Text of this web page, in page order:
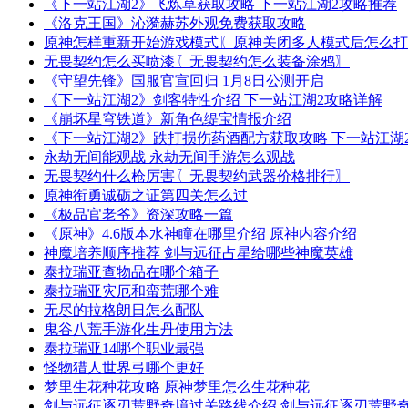
《下一站江湖2》飞炼草获取攻略 下一站江湖2攻略推荐
《洛克王国》沁漪赫苏外观免费获取攻略
原神怎样重新开始游戏模式〖原神关闭多人模式后怎么打
无畏契约怎么买喷漆〖无畏契约怎么装备涂鸦〗
《守望先锋》国服官宣回归 1月8日公测开启
《下一站江湖2》剑客特性介绍 下一站江湖2攻略详解
《崩坏星穹铁道》新角色缇宝情报介绍
《下一站江湖2》跌打损伤药酒配方获取攻略 下一站江
永劫无间能观战 永劫无间手游怎么观战
无畏契约什么枪厉害〖无畏契约武器价格排行〗
原神衔勇诚砺之证第四关怎么过
《极品官老爷》资深攻略一篇
《原神》4.6版本水神瞳在哪里介绍 原神内容介绍
神魔培养顺序推荐 剑与远征占星给哪些神魔英雄
泰拉瑞亚查物品在哪个箱子
泰拉瑞亚灾厄和蛮荒哪个难
无尽的拉格朗日怎么配队
鬼谷八荒手游化生丹使用方法
泰拉瑞亚14哪个职业最强
怪物猎人世界弓哪个更好
梦里生花种花攻略 原神梦里怎么生花种花